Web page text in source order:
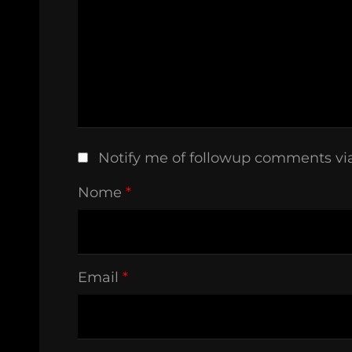
Notify me of followup comments
Nome *
Email *